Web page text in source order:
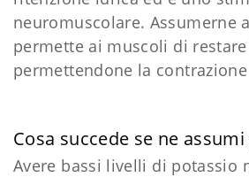
neuromuscolare. Assumerne
permette ai muscoli di
permettendone la
Cosa succede se ne assumi
Avere bassi livelli di potassio